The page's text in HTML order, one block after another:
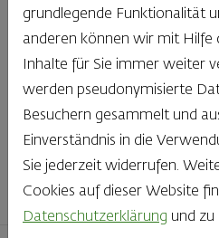
Was gibt es Schöneres, als
der Wahl zu haben? Noch
auf den kleinen, feinen
Haubis. Beste Zutaten und
Namen auch verdient – das
Finden Sie Ihr
grundlegende Funktionalität
anderen können wir mit Hilfe
Inhalte für Sie immer weiter
werden pseudonymisierte
Besuchern gesammelt und
Einverständnis in die
Sie jederzeit widerrufen.
Cookies auf dieser Website
Datenschutzerklärung und zu